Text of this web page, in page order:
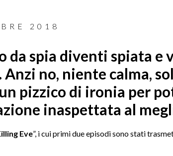
2018
da spia diventi spiata e
Anzi no, niente calma,
pizzico di ironia per
inaspettata al
Eve”, i cui primi due episodi sono stati